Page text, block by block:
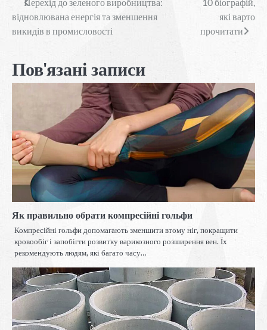
Навігація
записів
відновлювана енергія та зменшення
викидів в промисловості
які варто
прочитати
Пов'язані записи
Як правильно обрати компресійні гольфи
Компресійні гольфи допомагають зменшити втому ніг, покращити
кровообіг і запобігти розвитку варикозного розширення вен. Їх
рекомендують людям, які багато часу…